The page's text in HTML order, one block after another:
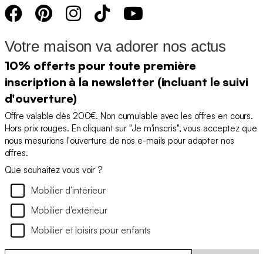
Votre maison va adorer nos actus
10% offerts pour toute première
inscription à la newsletter (incluant le suivi
d'ouverture)
Offre valable dès 200€. Non cumulable avec les offres en cours.
Hors prix rouges. En cliquant sur "Je m'inscris", vous acceptez que
nous mesurions l'ouverture de nos e-mails pour adapter nos
offres.
Que souhaitez vous voir ?
Mobilier d’intérieur
Mobilier d’extérieur
Mobilier et loisirs pour enfants